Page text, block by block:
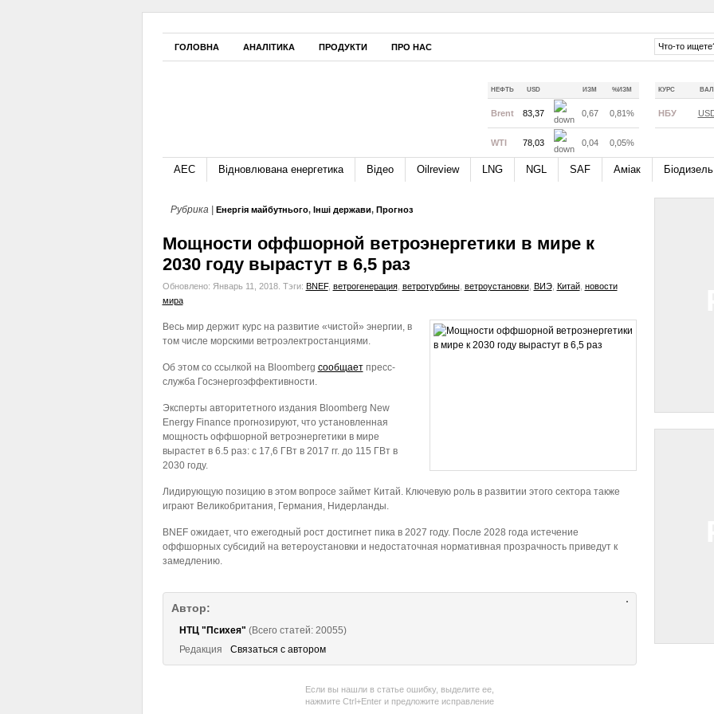
ГОЛОВНА АНАЛІТИКА ПРОДУКТИ ПРО НАС
КУРС ВАЛ
НБУ
НЕФТЬ USD ИЗМ %ИЗМ
Brent 83,37 0,67 0,81%
WTI 78,03 0,04 0,05%
АЕС Відновлювана енергетика Відео Oilreview LNG NGL SAF Аміак Біодизель
Рубрика | Енергія майбутнього, Інші держави, Прогноз
Мощности оффшорной ветроэнергетики в мире к
2030 году вырастут в 6,5 раз
Обновлено: Январь 11, 2018. Тэги: BNEF, ветрогенерация, ветротурбины, ветроустановки, ВИЭ, Китай, новости
мира
Весь мир держит курс на развитие «чистой» энергии, в
том числе морскими ветроэлектростанциями.
Об этом со ссылкой на Bloomberg сообщаетпресс-
служба Госэнергоэффективности.
Эксперты авторитетного издания Bloomberg New
Energy Finance прогнозируют, что установленная
мощность оффшорной ветроэнергетики в мире
вырастет в 6.5 раз: с 17,6 ГВт в 2017 гг. до 115 ГВт в
2030 году.
Лидирующую позицию в этом вопросе займет Китай. Ключевую роль в развитии этого сектора также
играют Великобритания, Германия, Нидерланды.
BNEF ожидает, что ежегодный рост достигнет пика в 2027 году. После 2028 года истечение
оффшорных субсидий на ветероустановки и недостаточная нормативная прозрачность приведут к
замедлению.
Автор:
НТЦ "Психея" (Всего статей: 20055)
Редакция
Связаться с автором
Если вы нашли в статье ошибку, выделите ее,
нажмите Ctrl+Enter и предложите исправление